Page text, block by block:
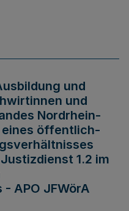
und
und
Nordrhein-
eines öffentlich-
1.2 im
APO JFWörA